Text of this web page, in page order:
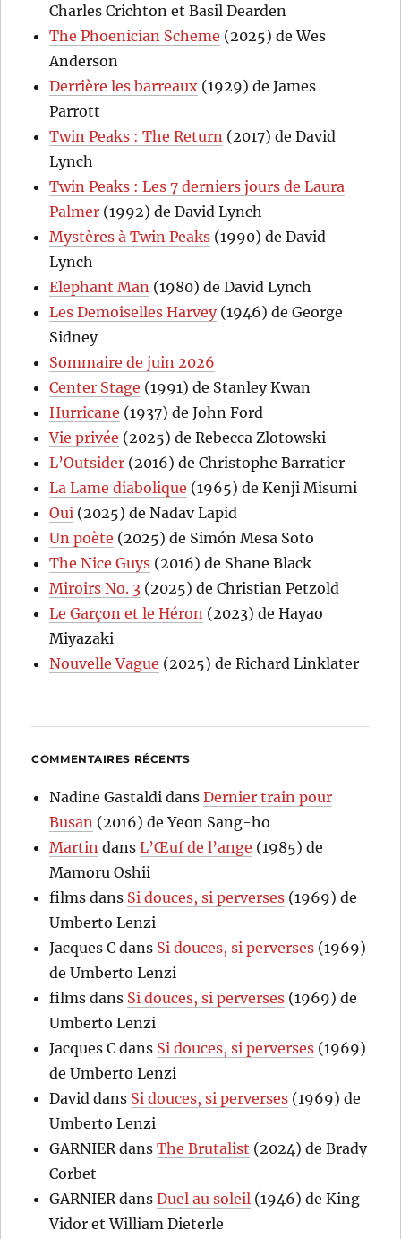
Charles Crichton et Basil Dearden
The Phoenician Scheme (2025) de Wes
Anderson
Derrière les barreaux (1929) de James
Parrott
Twin Peaks : The Return (2017) de David
Lynch
Twin Peaks : Les 7 derniers jours de Laura
Palmer (1992) de David Lynch
Mystères à Twin Peaks (1990) de David
Lynch
Elephant Man (1980) de David Lynch
Les Demoiselles Harvey(1946) de George
Sidney
Sommaire de juin 2026
Center Stage (1991) de Stanley Kwan
Hurricane (1937) de John Ford
Vie privée (2025) de Rebecca Zlotowski
L’Outsider (2016) de Christophe Barratier
La Lame diabolique (1965) de Kenji Misumi
Oui (2025) de Nadav Lapid
Un poète (2025) de Simón Mesa Soto
The Nice Guys (2016) de Shane Black
Miroirs No. 3 (2025) de Christian Petzold
Le Garçon et le Héron (2023) de Hayao
Miyazaki
Nouvelle Vague (2025) de Richard Linklater
COMMENTAIRES RÉCENTS
Nadine Gastaldi dansDernier train pour
Busan (2016) de Yeon Sang-ho
Martin dansL’Œuf de l’ange (1985) de
Mamoru Oshii
films dans Si douces, si perverses (1969) de
Umberto Lenzi
Jacques C dans Si douces, si perverses (1969)
de Umberto Lenzi
films dans Si douces, si perverses (1969) de
Umberto Lenzi
Jacques C dans Si douces, si perverses (1969)
de Umberto Lenzi
David dans Si douces, si perverses (1969) de
Umberto Lenzi
GARNIERdansThe Brutalist (2024) de Brady
Corbet
GARNIERdansDuel au soleil (1946) de King
Vidor et William Dieterle